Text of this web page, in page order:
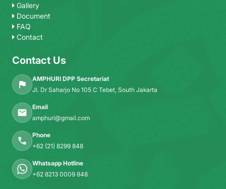
Gallery
Document
FAQ
Contact
Contact Us
AMPHURI DPP Secretariat
Jl. Dr Saharjo No 105 C Tebet, South Jakarta
Email
amphuri@gmail.com
Phone
+62 (21) 8299 848
Whatsapp Hotline
+62 8213 0009 848